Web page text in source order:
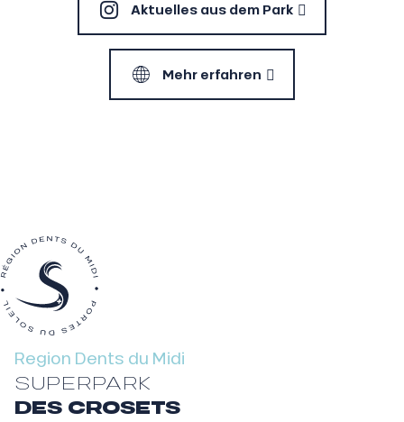
Aktuelles aus dem Park
Mehr erfahren
Region Dents du Midi
SUPERPARK
DES CROSETS